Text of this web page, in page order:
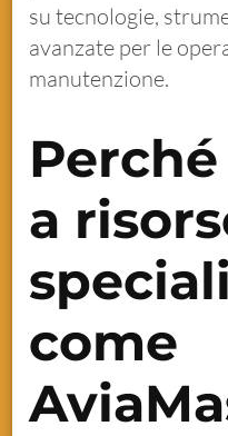
su tecnologie,
avanzate per le
manutenzione.
a
come